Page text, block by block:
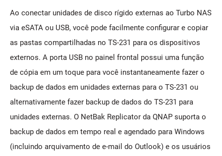
Ao conectar unidades de disco rígido externas ao Turbo NAS
via eSATA ou USB, você pode facilmente configurar e copiar
as pastas compartilhadas no TS-231 para os dispositivos
externos. A porta USB no painel frontal possui uma função
de cópia em um toque para você instantaneamente fazer o
backup de dados em unidades externas para o TS-231 ou
alternativamente fazer backup de dados do TS-231 para
unidades externas. O NetBak Replicator da QNAP suporta o
backup de dados em tempo real e agendado para Windows
(incluindo arquivamento de e-mail do Outlook) e os usuários